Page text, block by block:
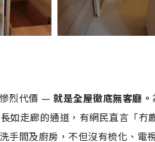
慘烈代價 —就是全屋徹底無客廳。
如走廊的通道，有網民直言「
手間及廚房，不但沒有梳化、電